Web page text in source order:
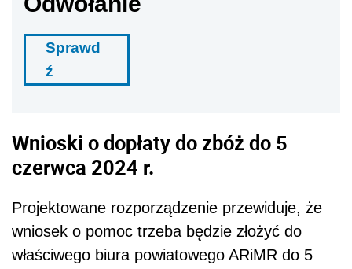
Sprawd
ź
Wnioski o dopłaty do zbóż do 5
czerwca 2024 r.
Projektowane rozporządzenie przewiduje, że
wniosek o pomoc trzeba będzie złożyć do
właściwego biura powiatowego ARiMR do 5